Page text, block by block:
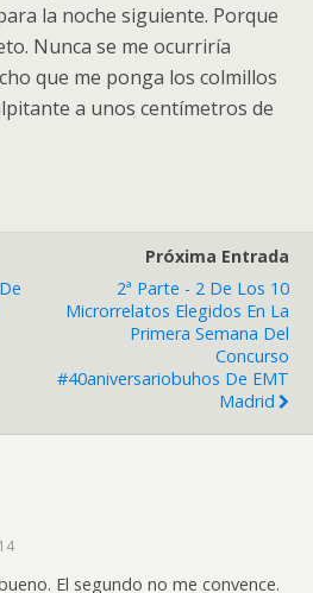
la noche siguiente. Porque
Nunca se me ocurriría
que me ponga los colmillos
a unos centímetros de
Próxima Entrada
2ª Parte - 2 De Los 10
Microrrelatos Elegidos En La
Primera Semana Del
Concurso
#40aniversariobuhos De EMT
Madrid
El segundo no me convence.